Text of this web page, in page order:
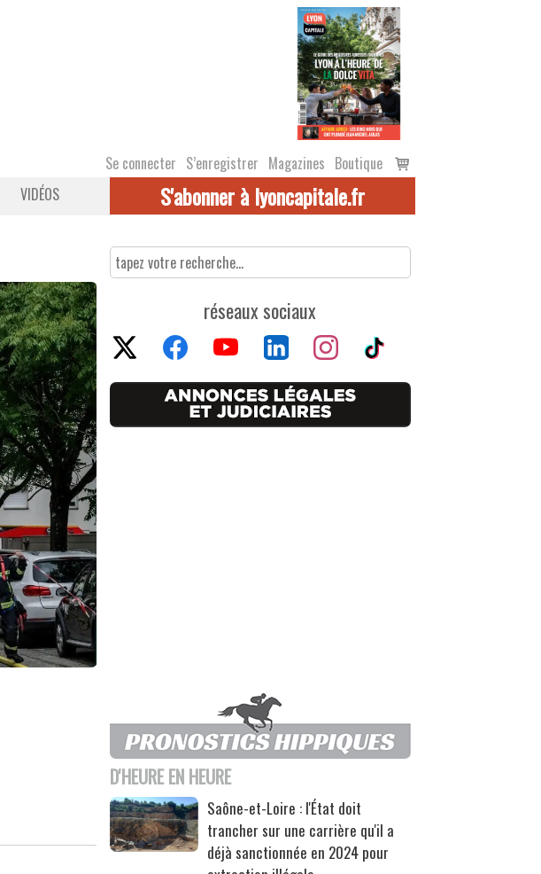
Se connecter S’enregistrer Magazines Boutique
Voir
le
VIDÉOS S'abonner à lyoncapitale.fr
réseaux sociaux
D'HEURE EN HEURE
Saône-et-Loire : l'État doit
trancher sur une carrière qu'il a
déjà sanctionnée en 2024 pour